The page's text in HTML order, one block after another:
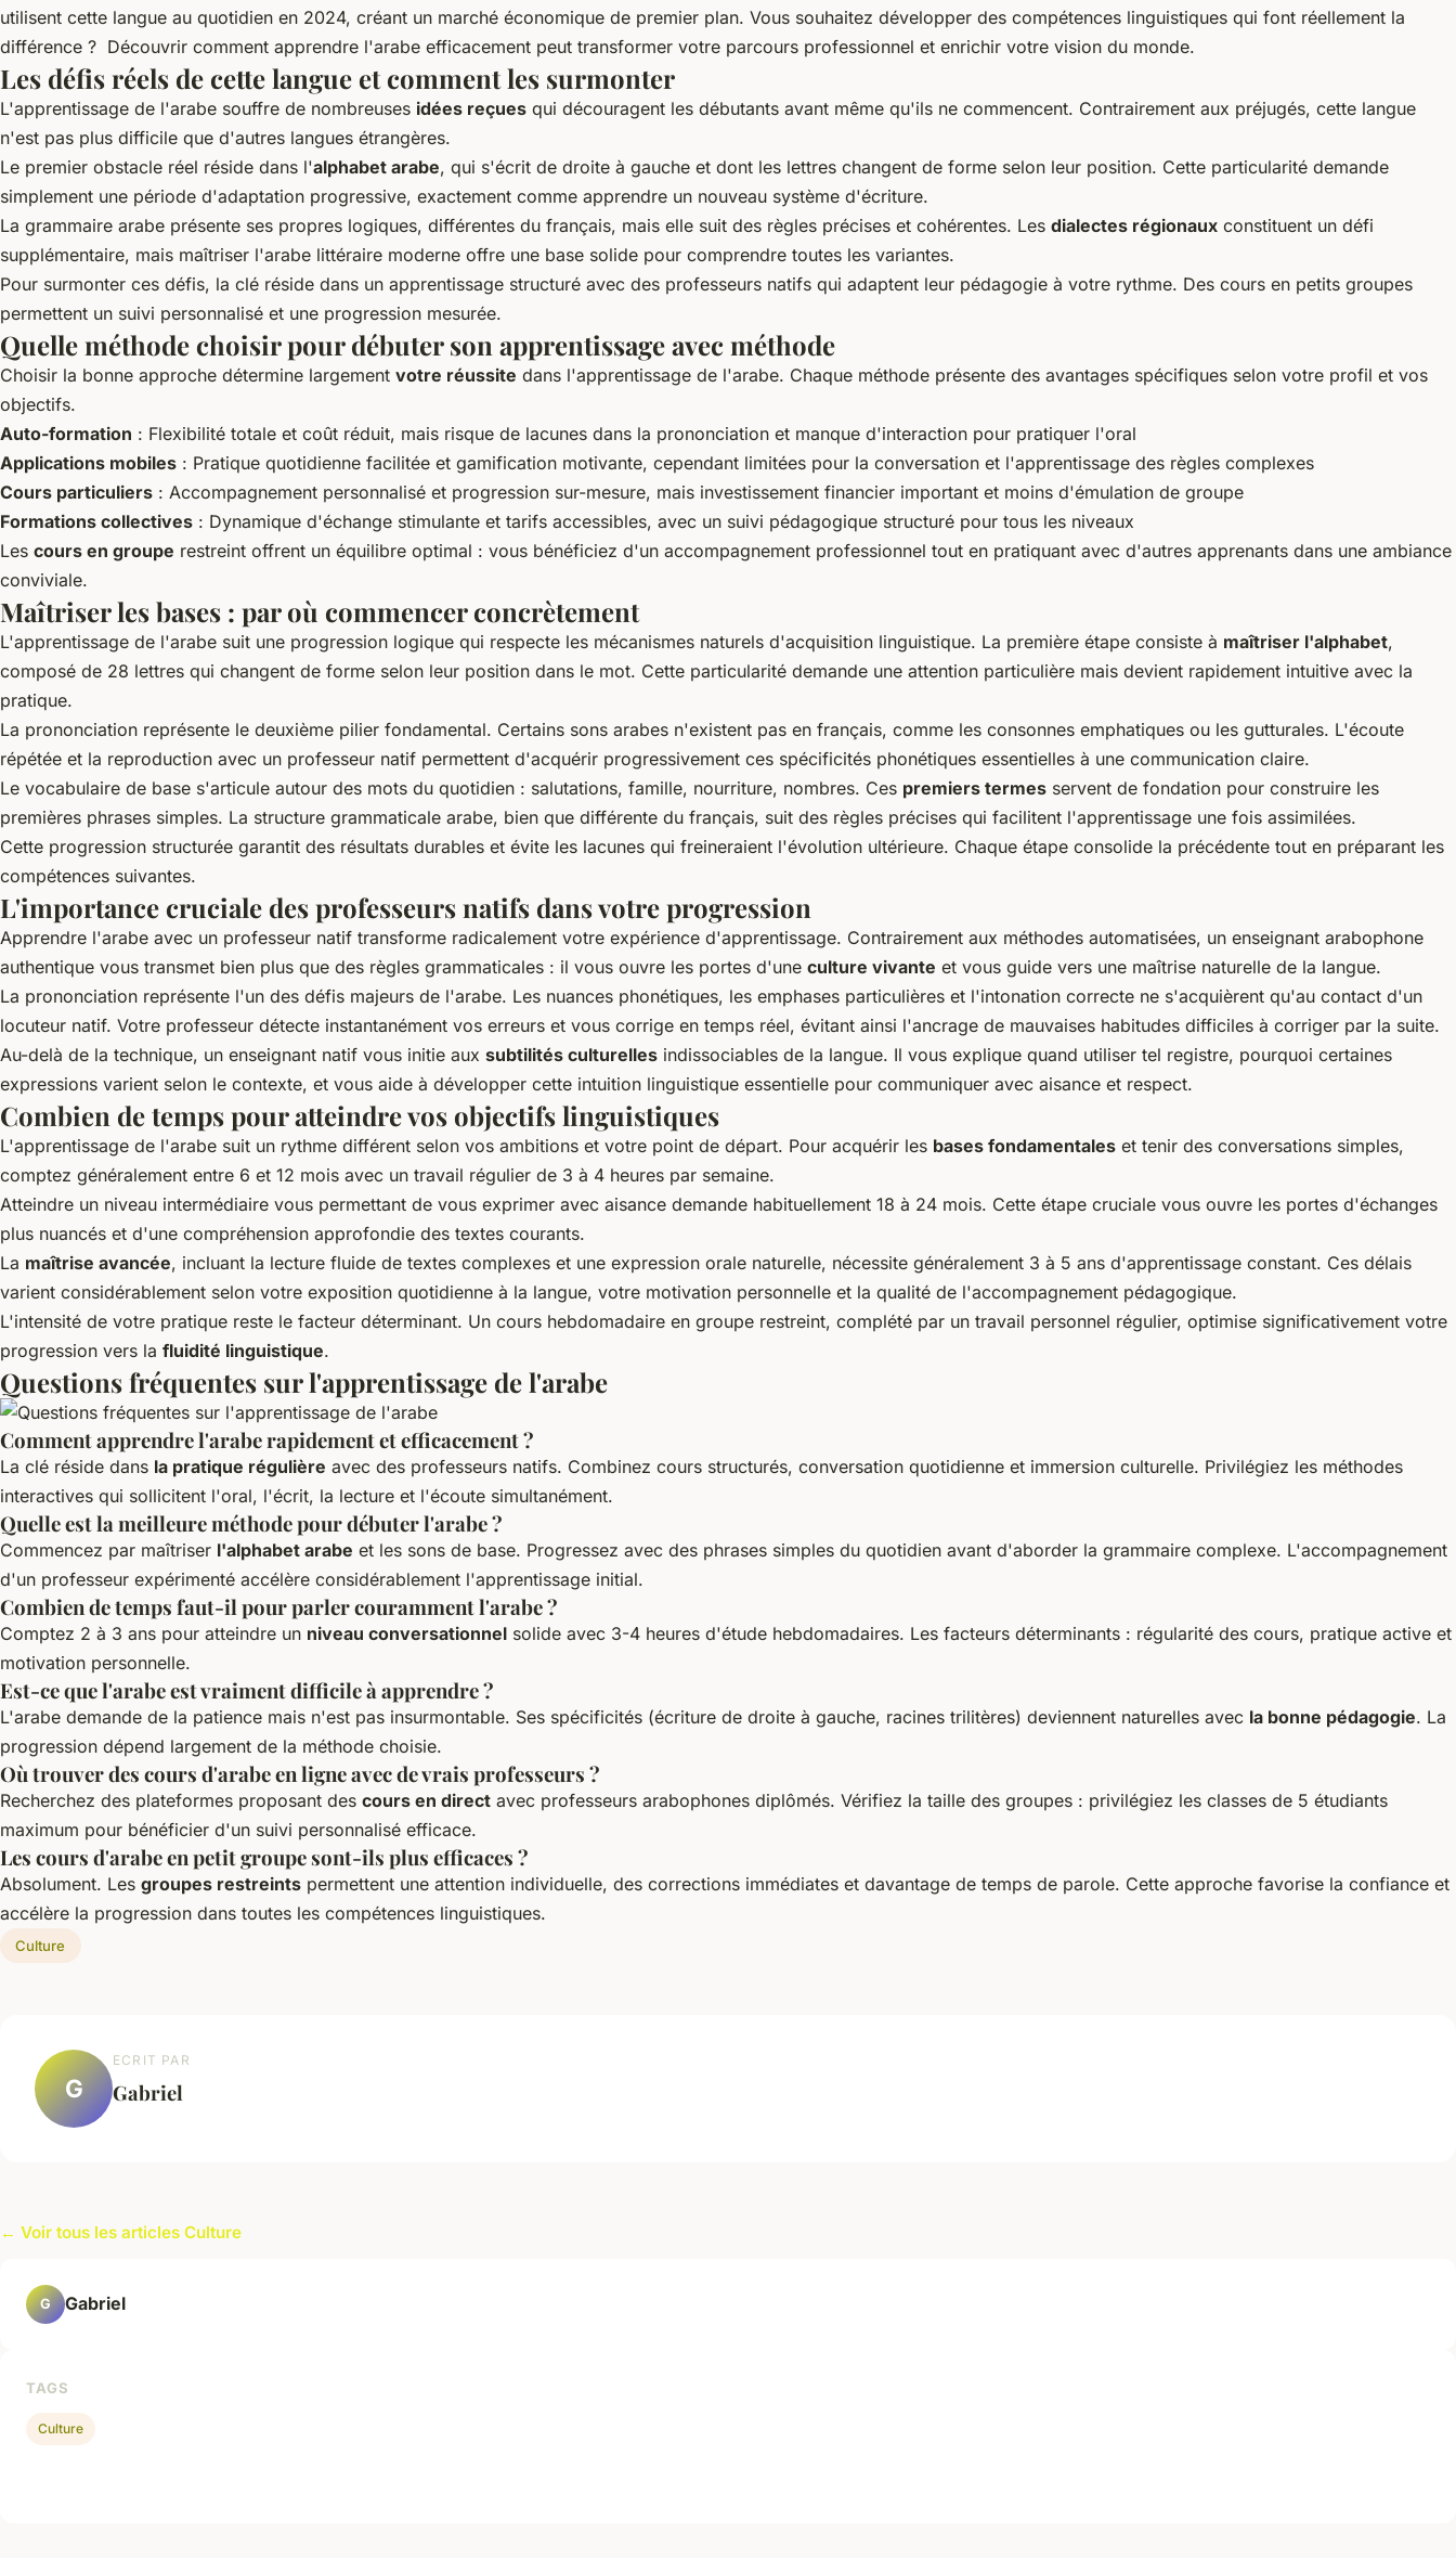
utilisent cette langue au quotidien en 2024, créant un marché économique de premier plan. Vous souhaitez développer des compétences linguistiques qui font réellement la
différence ? Découvrir comment apprendre l'arabe efficacement peut transformer votre parcours professionnel et enrichir votre vision du monde.
Les défis réels de cette langue et comment les surmonter
L'apprentissage de l'arabe souffre de nombreuses idées reçues qui découragent les débutants avant même qu'ils ne commencent. Contrairement aux préjugés, cette langue
n'est pas plus difficile que d'autres langues étrangères.
Le premier obstacle réel réside dans l'alphabet arabe, qui s'écrit de droite à gauche et dont les lettres changent de forme selon leur position. Cette particularité demande
simplement une période d'adaptation progressive, exactement comme apprendre un nouveau système d'écriture.
La grammaire arabe présente ses propres logiques, différentes du français, mais elle suit des règles précises et cohérentes. Les dialectes régionaux constituent un défi
supplémentaire, mais maîtriser l'arabe littéraire moderne offre une base solide pour comprendre toutes les variantes.
Pour surmonter ces défis, la clé réside dans un apprentissage structuré avec des professeurs natifs qui adaptent leur pédagogie à votre rythme. Des cours en petits groupes
permettent un suivi personnalisé et une progression mesurée.
Quelle méthode choisir pour débuter son apprentissage avec méthode
Choisir la bonne approche détermine largement votre réussite dans l'apprentissage de l'arabe. Chaque méthode présente des avantages spécifiques selon votre profil et vos
objectifs.
Auto-formation : Flexibilité totale et coût réduit, mais risque de lacunes dans la prononciation et manque d'interaction pour pratiquer l'oral
Applications mobiles : Pratique quotidienne facilitée et gamification motivante, cependant limitées pour la conversation et l'apprentissage des règles complexes
Cours particuliers : Accompagnement personnalisé et progression sur-mesure, mais investissement financier important et moins d'émulation de groupe
Formations collectives : Dynamique d'échange stimulante et tarifs accessibles, avec un suivi pédagogique structuré pour tous les niveaux
Les cours en groupe restreint offrent un équilibre optimal : vous bénéficiez d'un accompagnement professionnel tout en pratiquant avec d'autres apprenants dans une ambiance
conviviale.
Maîtriser les bases : par où commencer concrètement
L'apprentissage de l'arabe suit une progression logique qui respecte les mécanismes naturels d'acquisition linguistique. La première étape consiste à maîtriser l'alphabet,
composé de 28 lettres qui changent de forme selon leur position dans le mot. Cette particularité demande une attention particulière mais devient rapidement intuitive avec la
pratique.
La prononciation représente le deuxième pilier fondamental. Certains sons arabes n'existent pas en français, comme les consonnes emphatiques ou les gutturales. L'écoute
répétée et la reproduction avec un professeur natif permettent d'acquérir progressivement ces spécificités phonétiques essentielles à une communication claire.
Le vocabulaire de base s'articule autour des mots du quotidien : salutations, famille, nourriture, nombres. Ces premiers termes servent de fondation pour construire les
premières phrases simples. La structure grammaticale arabe, bien que différente du français, suit des règles précises qui facilitent l'apprentissage une fois assimilées.
Cette progression structurée garantit des résultats durables et évite les lacunes qui freineraient l'évolution ultérieure. Chaque étape consolide la précédente tout en préparant les
compétences suivantes.
L'importance cruciale des professeurs natifs dans votre progression
Apprendre l'arabe avec un professeur natif transforme radicalement votre expérience d'apprentissage. Contrairement aux méthodes automatisées, un enseignant arabophone
authentique vous transmet bien plus que des règles grammaticales : il vous ouvre les portes d'une culture vivante et vous guide vers une maîtrise naturelle de la langue.
La prononciation représente l'un des défis majeurs de l'arabe. Les nuances phonétiques, les emphases particulières et l'intonation correcte ne s'acquièrent qu'au contact d'un
locuteur natif. Votre professeur détecte instantanément vos erreurs et vous corrige en temps réel, évitant ainsi l'ancrage de mauvaises habitudes difficiles à corriger par la suite.
Au-delà de la technique, un enseignant natif vous initie aux subtilités culturelles indissociables de la langue. Il vous explique quand utiliser tel registre, pourquoi certaines
expressions varient selon le contexte, et vous aide à développer cette intuition linguistique essentielle pour communiquer avec aisance et respect.
Combien de temps pour atteindre vos objectifs linguistiques
L'apprentissage de l'arabe suit un rythme différent selon vos ambitions et votre point de départ. Pour acquérir les bases fondamentales et tenir des conversations simples,
comptez généralement entre 6 et 12 mois avec un travail régulier de 3 à 4 heures par semaine.
Atteindre un niveau intermédiaire vous permettant de vous exprimer avec aisance demande habituellement 18 à 24 mois. Cette étape cruciale vous ouvre les portes d'échanges
plus nuancés et d'une compréhension approfondie des textes courants.
La maîtrise avancée, incluant la lecture fluide de textes complexes et une expression orale naturelle, nécessite généralement 3 à 5 ans d'apprentissage constant. Ces délais
varient considérablement selon votre exposition quotidienne à la langue, votre motivation personnelle et la qualité de l'accompagnement pédagogique.
L'intensité de votre pratique reste le facteur déterminant. Un cours hebdomadaire en groupe restreint, complété par un travail personnel régulier, optimise significativement votre
progression vers la fluidité linguistique.
Questions fréquentes sur l'apprentissage de l'arabe
Comment apprendre l'arabe rapidement et efficacement ?
La clé réside dans la pratique régulière avec des professeurs natifs. Combinez cours structurés, conversation quotidienne et immersion culturelle. Privilégiez les méthodes
interactives qui sollicitent l'oral, l'écrit, la lecture et l'écoute simultanément.
Quelle est la meilleure méthode pour débuter l'arabe ?
Commencez par maîtriser l'alphabet arabe et les sons de base. Progressez avec des phrases simples du quotidien avant d'aborder la grammaire complexe. L'accompagnement
d'un professeur expérimenté accélère considérablement l'apprentissage initial.
Combien de temps faut-il pour parler couramment l'arabe ?
Comptez 2 à 3 ans pour atteindre un niveau conversationnel solide avec 3-4 heures d'étude hebdomadaires. Les facteurs déterminants : régularité des cours, pratique active et
motivation personnelle.
Est-ce que l'arabe est vraiment difficile à apprendre ?
L'arabe demande de la patience mais n'est pas insurmontable. Ses spécificités (écriture de droite à gauche, racines trilitères) deviennent naturelles avec la bonne pédagogie. La
progression dépend largement de la méthode choisie.
Où trouver des cours d'arabe en ligne avec de vrais professeurs ?
Recherchez des plateformes proposant des cours en direct avec professeurs arabophones diplômés. Vérifiez la taille des groupes : privilégiez les classes de 5 étudiants
maximum pour bénéficier d'un suivi personnalisé efficace.
Les cours d'arabe en petit groupe sont-ils plus efficaces ?
Absolument. Les groupes restreints permettent une attention individuelle, des corrections immédiates et davantage de temps de parole. Cette approche favorise la confiance et
accélère la progression dans toutes les compétences linguistiques.
Culture
G
ECRIT PAR
Gabriel
← Voir tous les articles Culture
G Gabriel
TAGS
Culture